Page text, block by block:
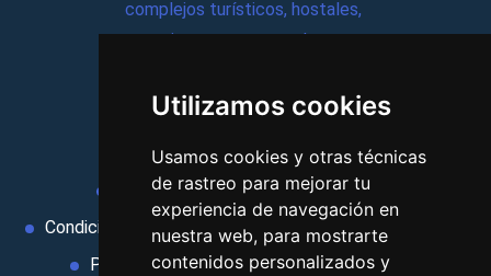
Utilizamos cookies
Usamos cookies y otras técnicas
de rastreo para mejorar tu
experiencia de navegación en
nuestra web, para mostrarte
contenidos personalizados y
complejos turísticos, hostales,
vacaciones, paquetes de
Aviso legal
Condiciones de uso
Condiciones Generales
Ley de Viajes Combinados
Política de privacidad
Uso de cookies